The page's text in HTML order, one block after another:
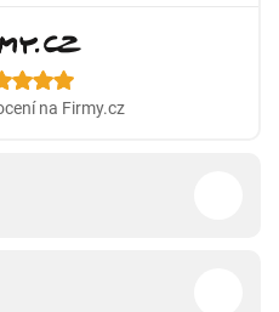
na Firmy.cz